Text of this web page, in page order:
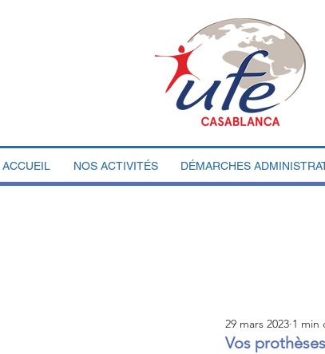
ACCUEIL NOS ACTIVITÉS DÉMARCHES
Vos
29 mars 2023 1 min